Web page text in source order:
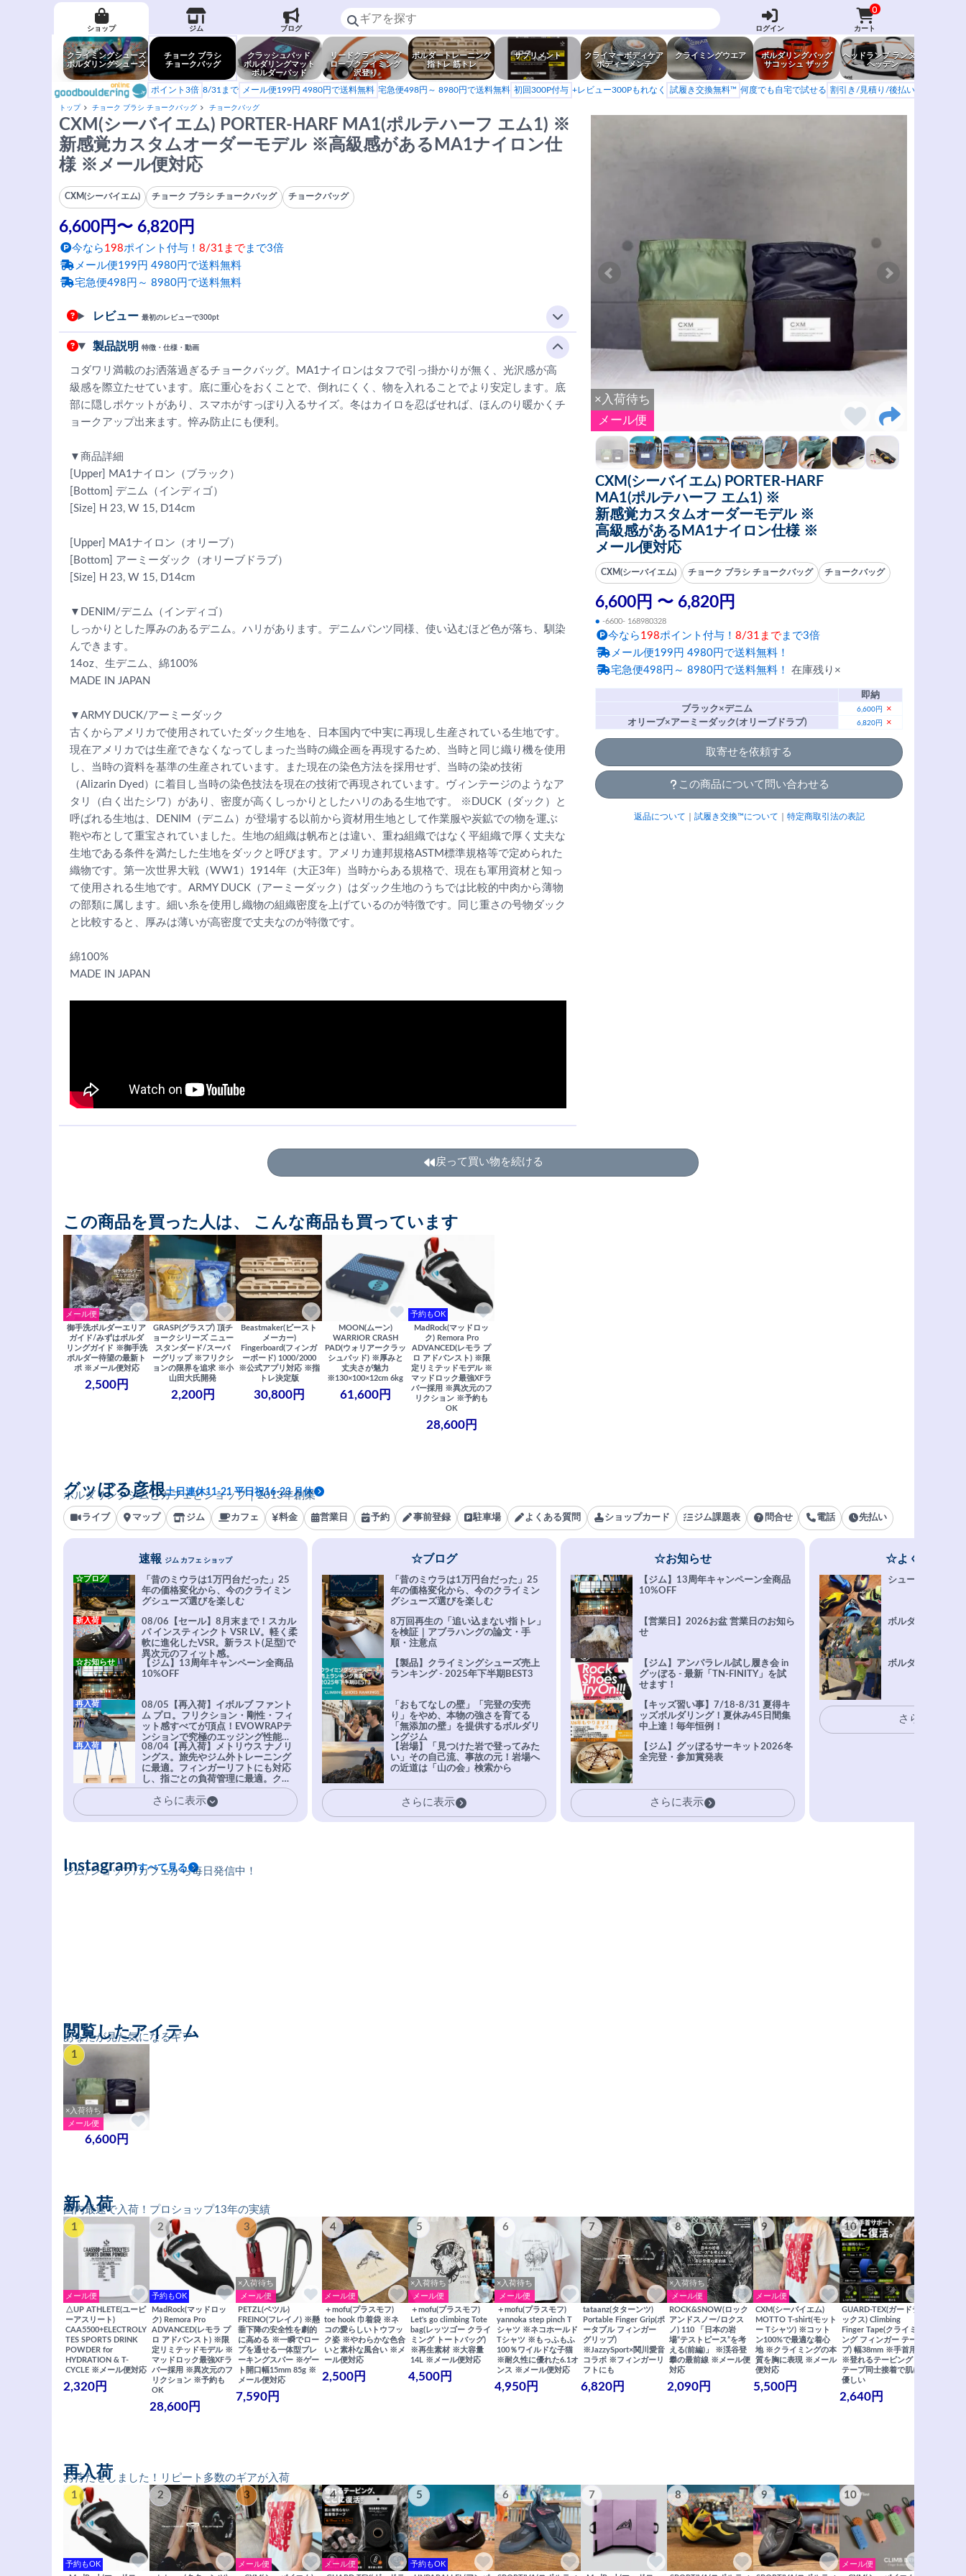
ショップ ジム ブログ ログイン
0
カート
クライミングシューズ
ボルダリングシューズ
チョーク ブラシ
チョークバッグ
クラッシュパッド
ボルダリングマット
ボルダーパッド
リードクライミング
ロープクライミング
沢登り
ボルダートレーニング
指トレ 筋トレ
サプリメント
クライマーボディケア
ボディーメンテ
クライミングウエア
ボルダリングバッグ
サコッシュ ザック
ヘッドランプ ランタン
ヘッデン
ポイント3倍 8/31まで メール便199円 4980円で送料無料 宅急便498円～ 8980円で送料無料 初回300P付与 +レビュー300Pもれなく 試履き交換無料™ 何度でも自宅で試せる 割引き/見積り/後払い
トップ チョーク ブラシ チョークバッグ チョークバッグ
×入荷待ち
メール便
CXM(シーバイエム) PORTER-HARF
MA1(ポルテハーフ エム1) ※
新感覚カスタムオーダーモデル ※
高級感があるMA1ナイロン仕様 ※
メール便対応
CXM(シーバイエム) チョーク ブラシ チョークバッグ チョークバッグ
6,600円 〜 6,820円
● -6600- 168980328
今なら 198ポイント付与！ 8/31まで まで3倍
メール便199円 4980円で送料無料！
宅急便498円～ 8980円で送料無料！ 在庫残り×
即納
ブラック×デニム
6,600円
×
オリーブ×アーミーダック(オリーブドラブ)
6,820円 ×
取寄せを依頼する
この商品について問い合わせる
返品について 試履き交換™について 特定商取引法の表記
CXM(シーバイエム) PORTER-HARF MA1(ポルテハーフ エム1) ※
新感覚カスタムオーダーモデル ※高級感があるMA1ナイロン仕
様 ※メール便対応
CXM(シーバイエム) チョーク ブラシ チョークバッグ チョークバッグ
6,600円〜 6,820円
今なら 198ポイント付与！ 8/31まで まで3倍
メール便199円 4980円で送料無料
宅急便498円～ 8980円で送料無料
レビュー 最初のレビューで300pt
製品説明 特徴・仕様・動画
コダワリ満載のお洒落過ぎるチョークバッグ。MA1ナイロンはタフで引っ掛かりが無く、光沢感が高
級感を際立たせています。底に重心をおくことで、倒れにくく、物を入れることでより安定します。底
部に隠しポケットがあり、スマホがすっぽり入るサイズ。冬はカイロを忍ばせれば、ほんのり暖かくチ
ョークアップ出来ます。悴み防止にも便利。
▼商品詳細
[Upper] MA1ナイロン（ブラック）
[Bottom] デニム（インディゴ）
[Size] H 23, W 15, D14cm
[Upper] MA1ナイロン（オリーブ）
[Bottom] アーミーダック（オリーブドラブ）
[Size] H 23, W 15, D14cm
▼DENIM/デニム（インディゴ）
しっかりとした厚みのあるデニム。ハリがあります。デニムパンツ同様、使い込むほど色が落ち、馴染
んできます。
14oz、生デニム、綿100%
MADE IN JAPAN
▼ARMY DUCK/アーミーダック
古くからアメリカで使用されていたダック生地を、日本国内で中実に再現し生産されている生地です。
現在アメリカでは生産できなくなってしまった当時の織企画を再現するため、当時と同じ織り機を使用
し、当時の資料を基準の生産されています。また現在の染色方法を採用せず、当時の染め技術
（Alizarin Dyed）に着目し当時の染色技法を現在の技術で再現されています。ヴィンテージのようなア
タリ（白く出たシワ）があり、密度が高くしっかりとしたハリのある生地です。 ※DUCK（ダック）と
呼ばれる生地は、DENIM（デニム）が登場する以前から資材用生地として作業服や炭鉱での物を運ぶ
鞄や布として重宝されていました。生地の組織は帆布とは違い、重ね組織ではなく平組織で厚く丈夫な
生地である条件を満たした生地をダックと呼びます。アメリカ連邦規格ASTM標準規格等で定められた
織物です。第一次世界大戦（WW1）1914年（大正3年）当時からある規格で、現在も軍用資材と知っ
て使用される生地です。ARMY DUCK（アーミーダック）はダック生地のうちでは比較的中肉から薄物
の部類に属します。細い糸を使用し織物の組織密度を上げているのが特徴です。同じ重さの号物ダック
と比較すると、厚みは薄いが高密度で丈夫なのが特徴です。
綿100%
MADE IN JAPAN
戻って買い物を続ける
この商品を買った人は、 こんな商品も買っています
メール便
御手洗ボルダーエリア
ガイド/みずはボルダ
リングガイド ※御手洗
ボルダー待望の最新ト
ポ ※メール便対応
2,500円
GRASP(グラスプ) 頂チ
ョークシリーズ ニュー
スタンダード/スーパ
ーグリップ ※フリクシ
ョンの限界を追求 ※小
山田大氏開発
2,200円
Beastmaker(ビースト
メーカー)
Fingerboard(フィンガ
ーボード) 1000/2000
※公式アプリ対応 ※指
トレ決定版
30,800円
MOON(ムーン)
WARRIOR CRASH
PAD(ウォリアークラッ
シュパッド) ※厚みと
丈夫さが魅力
※130×100×12cm 6kg
61,600円
予約もOK
MadRock(マッドロッ
ク) Remora Pro
ADVANCED(レモラ プ
ロ アドバンスト) ※限
定リミテッドモデル ※
マッドロック最強XFラ
バー採用 ※異次元のフ
リクション ※予約も
OK
28,600円
ボルダリングジムとカフェとショップ｜2013年創業
グッぼる彦根土日連休11-21 平日祝16-23 月休
ライブ マップ ジム カフェ 料金 営業日 予約 事前登録 駐車場 よくある質問 ショップカード ジム課題表 問合せ 電話 先払い
速報 ジム カフェ ショップ
「昔のミウラは1万円台だった」25
年の価格変化から、今のクライミン
グシューズ選びを楽しむ
☆ブログ
08/06【セール】8月末まで！スカル
パ インスティンクト VSR LV。軽く柔
軟に進化したVSR。新ラスト(足型)で
異次元のフィット感。
新入荷
【ジム】13周年キャンペーン全商品
10%OFF
☆お知らせ
08/05【再入荷】イボルブ ファント
ム プロ。フリクション・剛性・フィ
ット感すべてが頂点！EVOWRAPテ
ンションで究極のエッジング性能を
実現。進化系ラバーEvo-74はTRAX
を凌駕する粘着力で極小ホールドに
安心感。
再入荷
08/04【再入荷】メトリウス ナノリ
ングス。旅先やジム外トレーニング
に最適。フィンガーリフトにも対応
し、指ごとの負荷管理に最適。クラ
イマーの指を本気で鍛えるギア。
再入荷
さらに表示
☆ブログ
「昔のミウラは1万円台だった」25
年の価格変化から、今のクライミン
グシューズ選びを楽しむ
8万回再生の「追い込まない指トレ」
を検証｜アブラハングの論文・手
順・注意点
【製品】クライミングシューズ売上
ランキング - 2025年下半期BEST3
「おもてなしの壁」「完登の安売
り」をやめ、本物の強さを育てる
「無添加の壁」を提供するボルダリ
ングジム
【岩場】「見つけた岩で登ってみた
い」その自己流、事故の元！岩場へ
の近道は「山の会」検索から
さらに表示
☆お知らせ
【ジム】13周年キャンペーン全商品
10%OFF
【営業日】2026お盆 営業日のお知ら
せ
【ジム】アンパラレル試し履き会 in
グッぼる - 最新「TN-FINITY」を試
せます！
【キッズ習い事】7/18-8/31 夏得キ
ッズボルダリング！夏休み45日間集
中上達！毎年恒例！
【ジム】グッぼるサーキット2026冬
全完登・参加賞発表
さらに表示
☆よくある質
シューズ選びFAQ
ボルダリング上達
ボルダリングトレ
さらに表示
ジム/ショップ/カフェから毎日発信中！
Instagramすべて見る
あなたが見た気になるギア
閲覧したアイテム
1
×入荷待ち
メール便
6,600円
国内最速で入荷！プロショップ13年の実績
新入荷
1
メール便
△UP ATHLETE(ユーピ
ーアスリート)
CAA5500+ELECTROLY
TES SPORTS DRINK
POWDER for
HYDRATION & T-
CYCLE ※メール便対応
2,320円
2
予約もOK
MadRock(マッドロッ
ク) Remora Pro
ADVANCED(レモラ プ
ロ アドバンスト) ※限
定リミテッドモデル ※
マッドロック最強XFラ
バー採用 ※異次元のフ
リクション ※予約も
OK
28,600円
3
×入荷待ち
メール便
PETZL(ペツル)
FREINO(フレイノ) ※懸
垂下降の安全性を劇的
に高める ※一瞬でロー
プを通せる一体型ブレ
ーキングスパー ※ゲー
ト開口幅15mm 85g ※
メール便対応
7,590円
4
メール便
＋mofu(プラスモフ)
toe hook 巾着袋 ※ネ
コの愛らしいトウフッ
ク姿 ※やわらかな色合
いと素朴な風合い ※メ
ール便対応
2,500円
5
×入荷待ち
メール便
＋mofu(プラスモフ)
Let's go climbing Tote
bag(レッツゴー クライ
ミング トートバッグ)
※再生素材 ※大容量
14L ※メール便対応
4,500円
6
×入荷待ち
メール便
＋mofu(プラスモフ)
yannoka step pinch T
シャツ ※ネコホールド
Tシャツ ※もっふもふ
100％ワイルドな子猫
※耐久性に優れた6.1オ
ンス ※メール便対応
4,950円
7
tataanz(タターンツ)
Portable Finger Grip(ポ
ータブル フィンガー
グリップ)
※JazzySport×関川愛音
コラボ ※フィンガーリ
フトにも
6,820円
8
×入荷待ち
メール便
ROCK&SNOW(ロック
アンドスノー/ロクス
ノ) 110 「日本の岩
場“テストピース”を考
える(前編)」 ※渓谷登
攀の最前線 ※メール便
対応
2,090円
9
メール便
CXM(シーバイエム)
MOTTO T-shirt(モット
ー Tシャツ) ※コット
ン100%で最適な着心
地 ※クライミングの本
質を胸に表現 ※メール
便対応
5,500円
10
GUARD-TEX(ガードテ
ックス) Climbing
Finger Tape(クライミ
ング フィンガー テー
プ) 幅38mm ※手首用
※登れるテーピング ※
テープ同士接着で肌に
優しい
2,640円
お待たせしました！リピート多数のギアが入荷
再入荷
1
予約もOK
2 3
メール便
4
メール便
5
予約もOK
6 7 8 9 10
メール便